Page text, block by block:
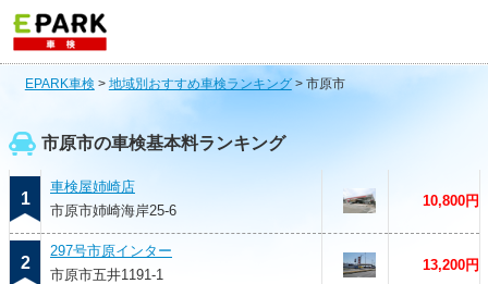
EPARK車検 > 地域別おすすめ車検ランキング> 市原市
市原市の車検基本料ランキング
1
車検屋姉崎店
市原市姉崎海岸25-6
10,800円
2
297号市原インター
市原市五井1191-1
13,200円